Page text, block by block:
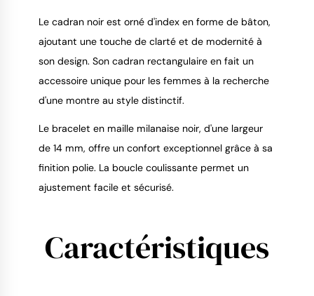
Le cadran noir est orné d'index en forme de bâton,
ajoutant une touche de clarté et de modernité à
son design. Son cadran rectangulaire en fait un
accessoire unique pour les femmes à la recherche
d'une montre au style distinctif.
Le bracelet en maille milanaise noir, d'une largeur
de 14 mm, offre un confort exceptionnel grâce à sa
finition polie. La boucle coulissante permet un
ajustement facile et sécurisé.
Caractéristiques